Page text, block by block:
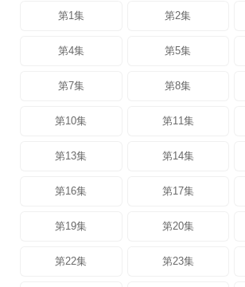
第1集 第2集
第4集 第5集
第7集 第8集
第10集 第11集
第13集 第14集
第16集 第17集
第19集 第20集
第22集 第23集